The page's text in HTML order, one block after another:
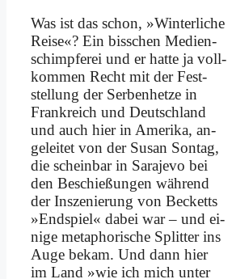
Was ist das schon, »Win­ter­li­che
Rei­se«? Ein biss­chen Me­di­en­
schimpf­e­rei und er hat­te ja voll­
kom­men Recht mit der Fest­
stel­lung der Ser­ben­het­ze in
Frank­reich und Deutsch­land
und auch hier in Ame­ri­ka, an­
ge­lei­tet von der Su­san Son­tag,
die schein­bar in Sa­ra­je­vo bei
den Be­schie­ßun­gen wäh­rend
der In­sze­nie­rung von Becketts
»End­spiel« da­bei war – und ei­
ni­ge me­ta­pho­ri­sche Split­ter ins
Au­ge be­kam. Und dann hier
im Land »wie ich mich un­ter